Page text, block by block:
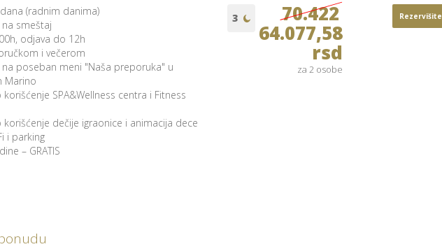
(radnim danima)
smeštaj
odjava do 12h
i večerom
poseban meni "Naša preporuka" u
Marino
SPA&Wellness centra i Fitness
korišćenje dečije igraonice i animacija dece
i parking
– GRATIS
70.422
64.077,58
rsd
za 2 osobe
Rezervišite